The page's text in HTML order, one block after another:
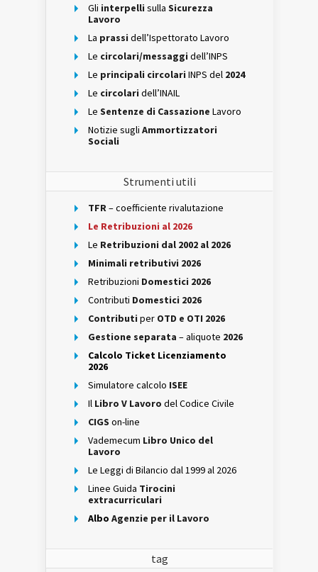
Gli interpelli sulla Sicurezza
Lavoro
La prassi dell’Ispettorato Lavoro
Le circolari/messaggi dell’INPS
Le principali circolari INPS del 2024
Le circolari dell’INAIL
Le Sentenze di Cassazione Lavoro
Notizie sugli Ammortizzatori
Sociali
Strumenti utili
TFR– coefficiente rivalutazione
Le Retribuzioni al 2026
Le Retribuzioni dal 2002 al 2026
Minimali retributivi 2026
Retribuzioni Domestici 2026
Contributi Domestici 2026
Contributi per OTD e OTI 2026
Gestione separata – aliquote 2026
Calcolo Ticket Licenziamento
2026
Simulatore calcolo ISEE
Il Libro V Lavoro del Codice Civile
CIGS on-line
Vademecum Libro Unico del
Lavoro
Le Leggi di Bilancio dal 1999 al 2026
Linee Guida Tirocini
extracurriculari
Albo Agenzie per il Lavoro
tag